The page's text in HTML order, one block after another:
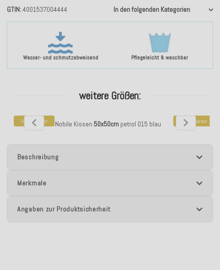
Wasser- und schmutzabweisend Pflegeleicht & waschbar
GTIN 4001537004444 In den folgenden Kategorien
weitere Größen:
Top bewertet
H.O.C.K. Soft Nobile Kissen 50x50cmpetrol 015 blau Top bewertet
H.O.C.K. Soft
Beschreibung
Merkmale
Angaben zur Produktsicherheit